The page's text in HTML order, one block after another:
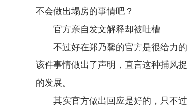
不会做出塌房的事情吧？
官方亲自发文解释却被吐槽
不过好在郑乃馨的官方是很给力
该件事情做出了声明，直言这种捕风
的发展。
其实官方做出回应是好的，只不